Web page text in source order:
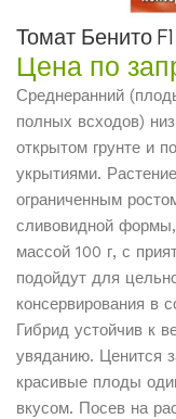
Томат Бенито F1
Цена по
Среднеранний
полных всходов)
открытом грунте и
укрытиями.
ограниченным
сливовидной
массой 100 г, с
подойдут для
консервирования в
Гибрид устойчив к
увяданию. Ценится
красивые плоды
вкусом. Посев на